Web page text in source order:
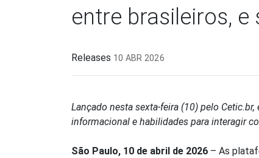
entre brasileiros, e
Releases 10 ABR 2026
Lançado nesta sexta-feira (10) pelo
informacional e habilidades para interagir
São Paulo, 10 de abril de 2026 – As